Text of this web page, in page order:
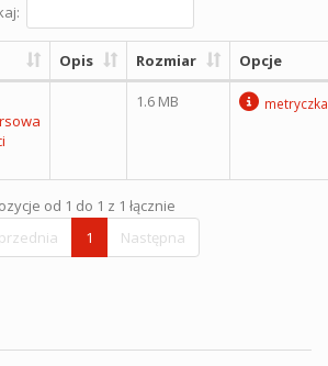
Opis Rozmiar Opcje
1.6 MB metryczka
od 1 do 1 z 1 łącznie
1 Następna